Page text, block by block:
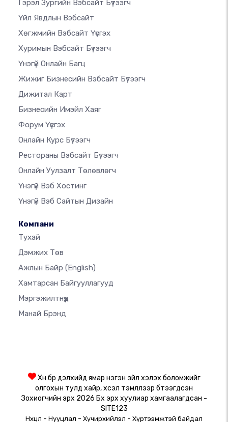
Гэрэл Зургийн Вэбсайт Бүтээгч
Үйл Явдлын Вэбсайт
Хөгжмийн Вэбсайт Үүсгэх
Хуримын Вэбсайт Бүтээгч
Үнэгүй Онлайн Багц
Жижиг Бизнесийн Вэбсайт Бүтээгч
Дижитал Карт
Бизнесийн Имэйл Хаяг
Форум Үүсгэх
Онлайн Курс Бүтээгч
Рестораны Вэбсайт Бүтээгч
Онлайн Уулзалт Төлөвлөгч
Үнэгүй Вэб Хостинг
Үнэгүй Вэб Сайтын Дизайн
Компани
Тухай
Дэмжих Төв
Ажлын Байр (English)
Хамтарсан Байгууллагууд
Мэргэжилтнүүд
Манай Брэнд
Хүн бүр дэлхийд ямар нэгэн зүйл хэлэх боломжийг
олгохын тулд хайр, хүсэл тэмүүллээр бүтээгдсэн
Зохиогчийн эрх 2026 Бүх эрх хуулиар хамгаалагдсан -
SITE123
Нөхцөл - Нууцлал - Хүчирхийлэл - Хүртээмжтэй байдал